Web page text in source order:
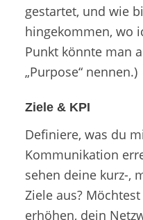
gestartet, und wie
hingekommen, wo
Punkt könnte man
„Purpose“ nennen.)
Ziele & KPI
Definiere, was du
Kommunikation
sehen deine kurz-,
Ziele aus?
erhöhen, dein